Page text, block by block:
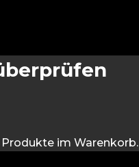
im Warenkorb.